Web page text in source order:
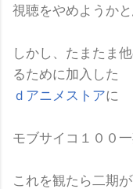
視聴をやめようか
しかし、たまたま
るために加入した
ｄアニメストアに
モブサイコ１００
これを観たら二期